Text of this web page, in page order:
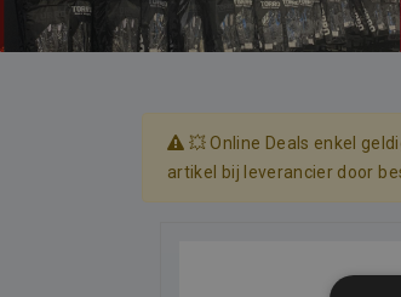
💥 Online Deals enkel
artikel bij leverancier door